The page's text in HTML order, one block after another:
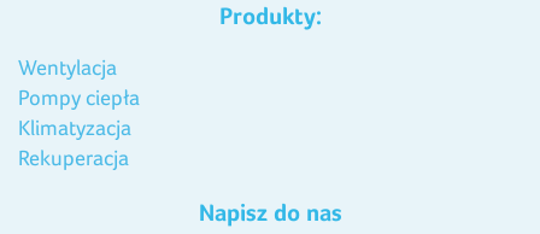
Produkty:
Wentylacja
Pompy ciepła
Klimatyzacja
Rekuperacja
Napisz do nas